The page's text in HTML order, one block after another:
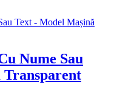
Nume Sau